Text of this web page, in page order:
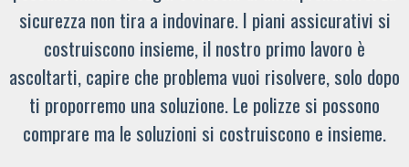
sicurezza non tira a indovinare. I piani assicurativi si
costruiscono insieme, il nostro primo lavoro è
ascoltarti, capire che problema vuoi risolvere, solo dopo
ti proporremo una soluzione. Le polizze si possono
comprare ma le soluzioni si costruiscono e insieme.